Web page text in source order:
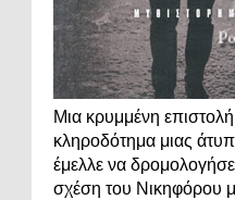
Μια κρυμμένη
κληροδότημα μιας
έμελλε να
σχέση του Νικηφόρου